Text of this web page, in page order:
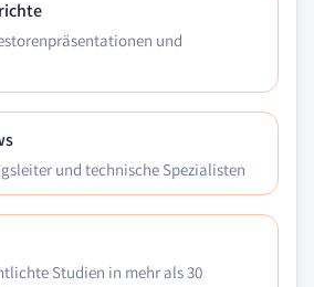
und
und technische Spezialisten
Studien in mehr als 30